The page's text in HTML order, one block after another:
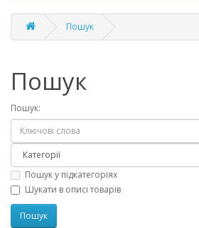
Пошук
Пошук
Пошук:
Пошук у підкатегоріях
Шукати в описі товарів